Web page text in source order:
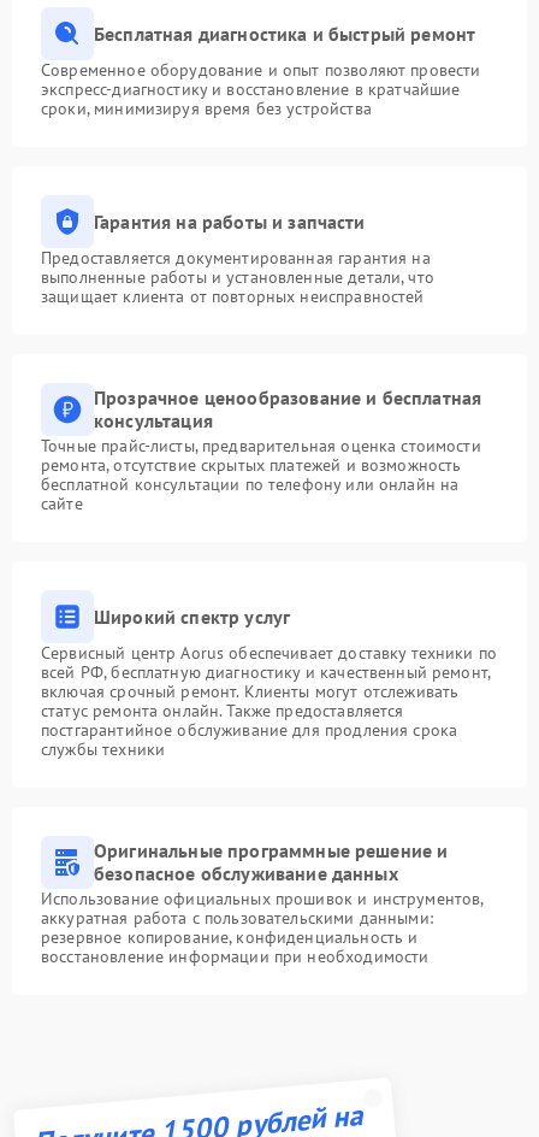
Бесплатная диагностика и быстрый ремонт
Современное оборудование и опыт позволяют провести
экспресс-диагностику и восстановление в кратчайшие
сроки, минимизируя время без устройства
Гарантия на работы и запчасти
Предоставляется документированная гарантия на
выполненные работы и установленные детали, что
защищает клиента от повторных неисправностей
Прозрачное ценообразование и бесплатная
консультация
Точные прайс-листы, предварительная оценка стоимости
ремонта, отсутствие скрытых платежей и возможность
бесплатной консультации по телефону или онлайн на
сайте
Широкий спектр услуг
Сервисный центр Aorus обеспечивает доставку техники по
всей РФ, бесплатную диагностику и качественный ремонт,
включая срочный ремонт. Клиенты могут отслеживать
статус ремонта онлайн. Также предоставляется
постгарантийное обслуживание для продления срока
службы техники
Оригинальные программные решение и
безопасное обслуживание данных
Использование официальных прошивок и инструментов,
аккуратная работа с пользовательскими данными:
резервное копирование, конфиденциальность и
восстановление информации при необходимости